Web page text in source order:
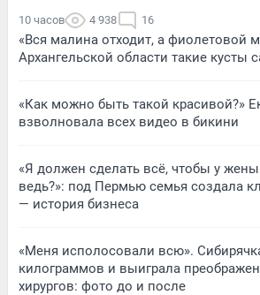
10 часов 4 938 16
«Вся малина отходит, а фиолетовой
Архангельской области такие кусты
«Как можно быть такой красивой?»
взволновала всех видео в бикини
«Я должен сделать всё, чтобы у
ведь?»: под Пермью семья создала
— история бизнеса
«Меня исполосовали всю».
килограммов и выиграла
хирургов: фото до и после